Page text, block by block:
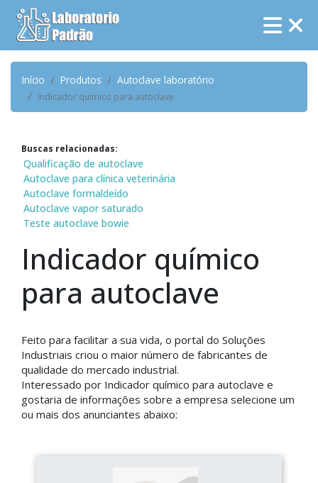
Início Produtos Autoclave laboratório
Indicador químico para autoclave
Buscas relacionadas:
Qualificação de autoclave
Autoclave para clínica veterinária
Autoclave formaldeído
Autoclave vapor saturado
Teste autoclave bowie
Indicador químico
para autoclave
Feito para facilitar a sua vida, o portal do Soluções
Industriais criou o maior número de fabricantes de
qualidade do mercado industrial.
Interessado por Indicador químico para autoclave e
gostaria de informações sobre a empresa selecione um
ou mais dos anunciantes abaixo: